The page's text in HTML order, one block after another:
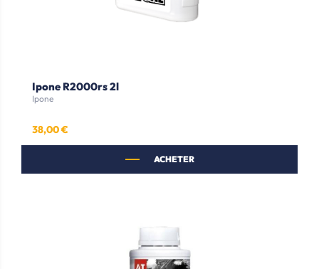
Ipone R2000rs 2l
Ipone
Prix
38,00 €
ACHETER